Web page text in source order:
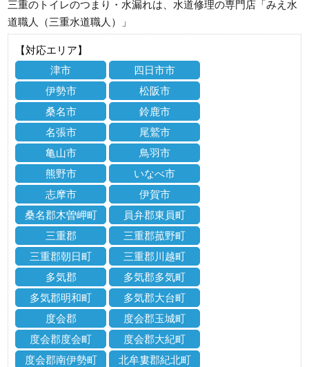
三重のトイレのつまり・水漏れは、水道修理の専門店「みえ水
道職人（三重水道職人）」
【対応エリア】
津市
四日市市
伊勢市
松阪市
桑名市
鈴鹿市
名張市
尾鷲市
亀山市
鳥羽市
熊野市
いなべ市
志摩市
伊賀市
桑名郡木曽岬町
員弁郡東員町
三重郡
三重郡菰野町
三重郡朝日町
三重郡川越町
多気郡
多気郡多気町
多気郡明和町
多気郡大台町
度会郡
度会郡玉城町
度会郡度会町
度会郡大紀町
度会郡南伊勢町
北牟婁郡紀北町